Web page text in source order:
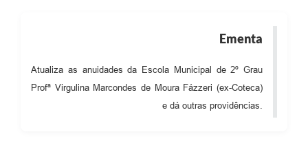
Ementa
Atualiza as anuidades da Escola Municipal de 2º Grau
Profª Virgulina Marcondes de Moura Fázzeri (ex-Coteca)
e dá outras providências.